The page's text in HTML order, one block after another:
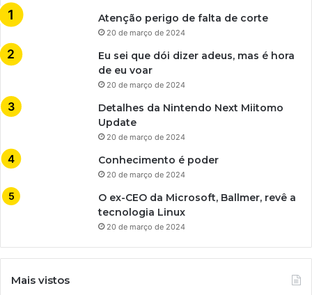
Atenção perigo de falta de corte
20 de março de 2024
Eu sei que dói dizer adeus, mas é hora
de eu voar
20 de março de 2024
Detalhes da Nintendo Next Miitomo
Update
20 de março de 2024
Conhecimento é poder
20 de março de 2024
O ex-CEO da Microsoft, Ballmer, revê a
tecnologia Linux
20 de março de 2024
Mais vistos